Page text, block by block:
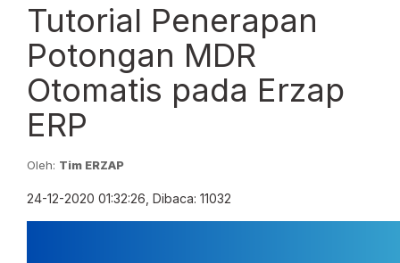
Tutorial Penerapan
Potongan MDR
Otomatis pada Erzap
ERP
Oleh: Tim ERZAP
24-12-2020 01:32:26, Dibaca: 11032